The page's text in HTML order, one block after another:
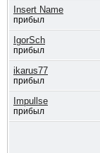
Insert Name
прибыл
IgorSch
прибыл
ikarus77
прибыл
Impullse
прибыл